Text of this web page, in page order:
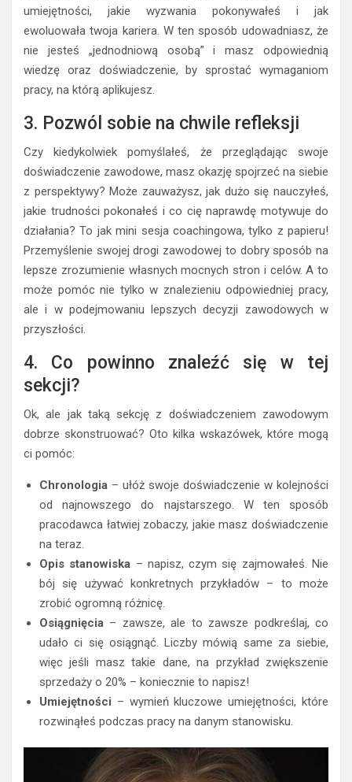
umiejętności, jakie wyzwania pokonywałeś i jak
ewoluowała twoja kariera. W ten sposób udowadniasz, że
nie jesteś „jednodniową osobą” i masz odpowiednią
wiedzę oraz doświadczenie, by sprostać wymaganiom
pracy, na którą aplikujesz.
3. Pozwól sobie na chwile refleksji
Czy kiedykolwiek pomyślałeś, że przeglądając swoje
doświadczenie zawodowe, masz okazję spojrzeć na siebie
z perspektywy? Może zauważysz, jak dużo się nauczyłeś,
jakie trudności pokonałeś i co cię naprawdę motywuje do
działania? To jak mini sesja coachingowa, tylko z papieru!
Przemyślenie swojej drogi zawodowej to dobry sposób na
lepsze zrozumienie własnych mocnych stron i celów. A to
może pomóc nie tylko w znalezieniu odpowiedniej pracy,
ale i w podejmowaniu lepszych decyzji zawodowych w
przyszłości.
4. Co powinno znaleźć się w tej
sekcji?
Ok, ale jak taką sekcję z doświadczeniem zawodowym
dobrze skonstruować? Oto kilka wskazówek, które mogą
ci pomóc:
Chronologia – ułóż swoje doświadczenie w kolejności
od najnowszego do najstarszego. W ten sposób
pracodawca łatwiej zobaczy, jakie masz doświadczenie
na teraz.
Opis stanowiska – napisz, czym się zajmowałeś. Nie
bój się używać konkretnych przykładów – to może
zrobić ogromną różnicę.
Osiągnięcia – zawsze, ale to zawsze podkreślaj, co
udało ci się osiągnąć. Liczby mówią same za siebie,
więc jeśli masz takie dane, na przykład zwiększenie
sprzedaży o 20% – koniecznie to napisz!
Umiejętności – wymień kluczowe umiejętności, które
rozwinąłeś podczas pracy na danym stanowisku.